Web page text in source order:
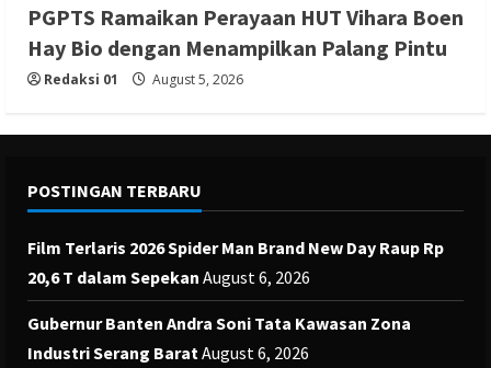
PGPTS Ramaikan Perayaan HUT Vihara Boen
Hay Bio dengan Menampilkan Palang Pintu
Redaksi 01 August 5, 2026
POSTINGAN TERBARU
Film Terlaris 2026 Spider Man Brand New Day Raup Rp
20,6 T dalam Sepekan August 6, 2026
Gubernur Banten Andra Soni Tata Kawasan Zona
Industri Serang Barat August 6, 2026